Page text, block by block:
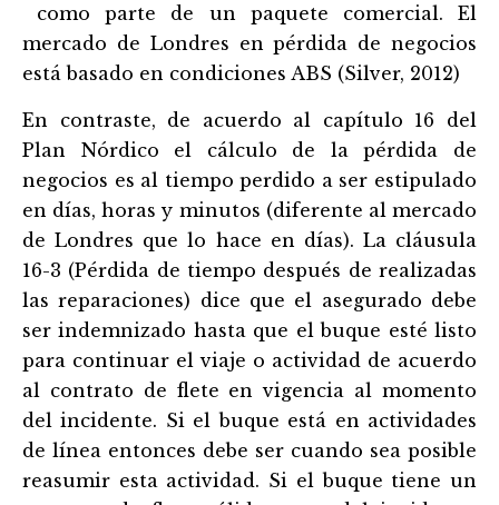
como parte de un paquete comercial. El
mercado de Londres en pérdida de negocios
está basado en condiciones ABS (Silver, 2012)
En contraste, de acuerdo al capítulo 16 del
Plan Nórdico el cálculo de la pérdida de
negocios es al tiempo perdido a ser estipulado
en días, horas y minutos (diferente al mercado
de Londres que lo hace en días). La cláusula
16-3 (Pérdida de tiempo después de realizadas
las reparaciones) dice que el asegurado debe
ser indemnizado hasta que el buque esté listo
para continuar el viaje o actividad de acuerdo
al contrato de flete en vigencia al momento
del incidente. Si el buque está en actividades
de línea entonces debe ser cuando sea posible
reasumir esta actividad. Si el buque tiene un